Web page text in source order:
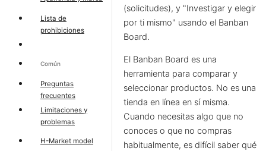
Lista de
prohibiciones
Común
Preguntas
frecuentes
Limitaciones y
problemas
H-Market model
(solicitudes), y "Investigar y elegir
por ti mismo" usando el Banban
Board.
El Banban Board es una
herramienta para comparar y
seleccionar productos. No es una
tienda en línea en sí misma.
Cuando necesitas algo que no
conoces o que no compras
habitualmente, es difícil saber qué